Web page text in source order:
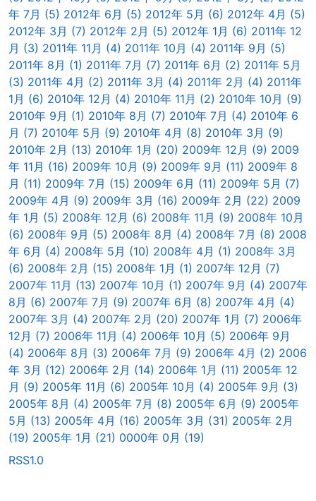
年 7月 (5) 2012年 6月 (5) 2012年 5月 (6) 2012年 4月 (5)
2012年 3月 (7) 2012年 2月 (5) 2012年 1月 (6) 2011年 12
月 (3) 2011年 11月 (4) 2011年 10月 (4) 2011年 9月 (5)
2011年 8月 (1) 2011年 7月 (7) 2011年 6月 (2) 2011年 5月
(3) 2011年 4月 (2) 2011年 3月 (4) 2011年 2月 (4) 2011年
1月 (6) 2010年 12月 (4) 2010年 11月 (2) 2010年 10月 (9)
2010年 9月 (1) 2010年 8月 (7) 2010年 7月 (4) 2010年 6
月 (7) 2010年 5月 (9) 2010年 4月 (8) 2010年 3月 (9)
2010年 2月 (13) 2010年 1月 (20) 2009年 12月 (9) 2009
年 11月 (16) 2009年 10月 (9) 2009年 9月 (11) 2009年 8
月 (11) 2009年 7月 (15) 2009年 6月 (11) 2009年 5月 (7)
2009年 4月 (9) 2009年 3月 (16) 2009年 2月 (22) 2009
年 1月 (5) 2008年 12月 (6) 2008年 11月 (9) 2008年 10月
(6) 2008年 9月 (5) 2008年 8月 (4) 2008年 7月 (8) 2008
年 6月 (4) 2008年 5月 (10) 2008年 4月 (1) 2008年 3月
(6) 2008年 2月 (15) 2008年 1月 (1) 2007年 12月 (7)
2007年 11月 (13) 2007年 10月 (1) 2007年 9月 (4) 2007年
8月 (6) 2007年 7月 (9) 2007年 6月 (8) 2007年 4月 (4)
2007年 3月 (4) 2007年 2月 (20) 2007年 1月 (7) 2006年
12月 (7) 2006年 11月 (4) 2006年 10月 (5) 2006年 9月
(4) 2006年 8月 (3) 2006年 7月 (9) 2006年 4月 (2) 2006
年 3月 (12) 2006年 2月 (14) 2006年 1月 (11) 2005年 12
月 (9) 2005年 11月 (6) 2005年 10月 (4) 2005年 9月 (3)
2005年 8月 (4) 2005年 7月 (8) 2005年 6月 (9) 2005年
5月 (13) 2005年 4月 (16) 2005年 3月 (31) 2005年 2月
(19) 2005年 1月 (21) 0000年 0月 (19)
RSS1.0